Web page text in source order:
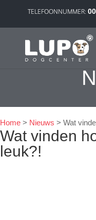
Home > Nieuws > Wat
Wat vinden
leuk?!